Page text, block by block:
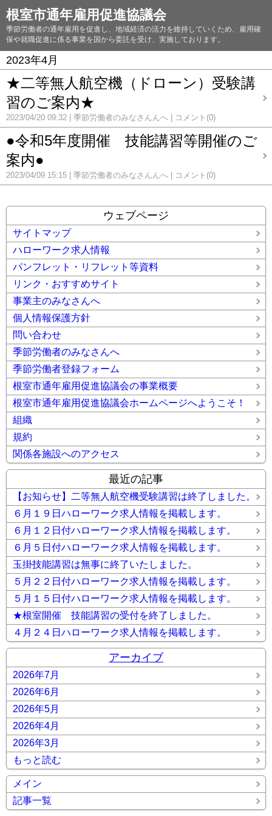
根室市通年雇用促進協議会
季節労働者の通年雇用を促進し、地域経済の活力を維持していくため、雇用確
保や就職促進に係る事業を国から委託を受け、実施しております。
2023年4月
★二等無人航空機（ドローン）受験講
習のご案内★
2023/04/20 09:32 季節労働者のみなさんんへ コメント(0)
●令和5年度開催 技能講習等開催のご
案内●
2023/04/09 15:15 季節労働者のみなさんんへ コメント(0)
ウェブページ
サイトマップ
ハローワーク求人情報
パンフレット・リフレット等資料
リンク・おすすめサイト
事業主のみなさんへ
個人情報保護方針
問い合わせ
季節労働者のみなさんへ
季節労働者登録フォーム
根室市通年雇用促進協議会の事業概要
根室市通年雇用促進協議会ホームページへようこそ！
組織
規約
関係各施設へのアクセス
最近の記事
【お知らせ】二等無人航空機受験講習は終了しました。
６月１９日ハローワーク求人情報を掲載します。
６月１２日付ハローワーク求人情報を掲載します。
６月５日付ハローワーク求人情報を掲載します。
玉掛技能講習は無事に終了いたしました。
５月２２日付ハローワーク求人情報を掲載します。
５月１５日付ハローワーク求人情報を掲載します。
★根室開催 技能講習の受付を終了しました。
４月２４日ハローワーク求人情報を掲載します。
アーカイブ
2026年7月
2026年6月
2026年5月
2026年4月
2026年3月
もっと読む
メイン
記事一覧